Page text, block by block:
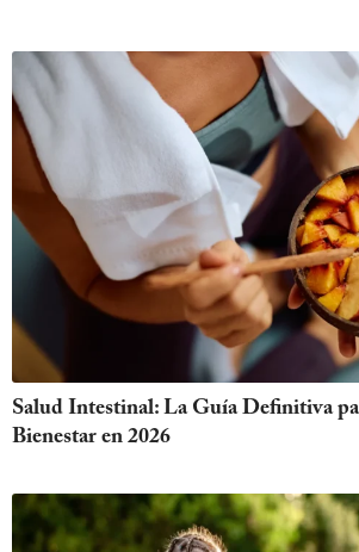
Salud Intestinal: La Guía Definitiva
Bienestar en 2026